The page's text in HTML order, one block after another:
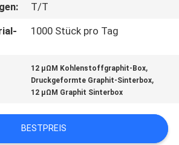
T/T
1000 Stück pro Tag
12 μΩM Kohlenstoffgraphit-Box,
Druckgeformte Graphit-Sinterbox,
12 μΩM Graphit Sinterbox
BESTPREIS